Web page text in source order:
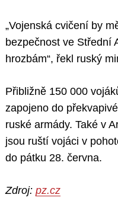
„Vojenská cvičení by
bezpečnost ve Střední
hrozbám“, řekl ruský
Přibližně 150 000
zapojeno do
ruské armády. Také v
jsou ruští vojáci v
do pátku 28. června.
Zdroj: pz.cz